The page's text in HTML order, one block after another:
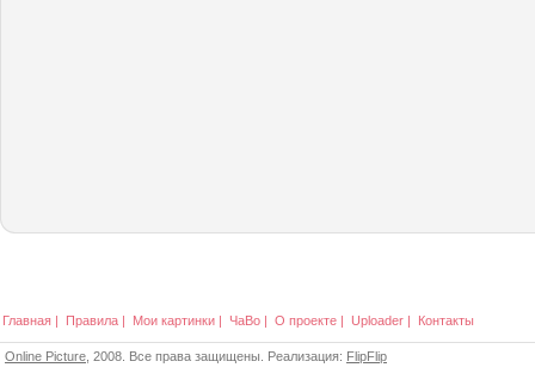
Главная | Правила | Мои картинки | ЧаВо | О проекте | Uploader | Контакты
Online Picture , 2008. Все права защищены. Реализация: FlipFlip